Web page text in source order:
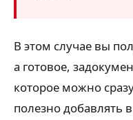
В этом случае вы
а готовое,
которое можно
полезно добавлять